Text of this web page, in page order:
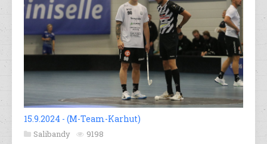
15.9.2024 - (M-Team-Karhut)
Salibandy 9198